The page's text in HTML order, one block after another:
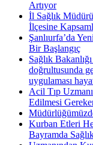
Artıyor
İl Sağlık
İlçesine
Şanlıurfa’da
Bir Başlangıç
Sağlık
doğrultusunda
uygulaması
Acil Tıp
Edilmesi
Kurban Etleri
Bayramda